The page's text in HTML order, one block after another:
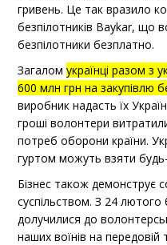
гривень. Це так вразило
безпілотників Baykar, що
безпілотники безплатно.
Загаломукраїнці разом з
600 млн грн на закупівлю
виробник надасть їх
гроші волонтери
потреб оборони країни.
гуртом можуть взяти
Бізнес також демонструє
суспільством. З 24 лютого
долучилися до
наших воїнів на